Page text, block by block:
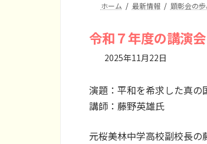
ホーム 最新情報 顕彰会の歩
令和７年度の講演
2025年11月22日
演題：平和を希求した真
講師：藤野英雄氏
元桜美林中学高校副校長